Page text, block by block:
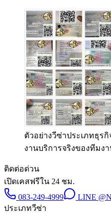
ตัวอย่างวีซ่าประเภทธุร
งานบริการจริงของทีมงา
ติดต่อด่วน
เปิดเคสฟรีใน 24 ชม.
083-249-4999
LINE
ประเภทวีซ่า